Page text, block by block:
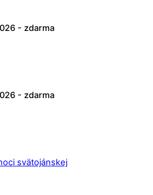
- zdarma
- zdarma
svätojánskej